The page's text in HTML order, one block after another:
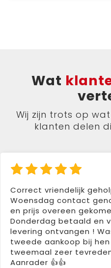
Wat
Wij zijn trots op
klanten delen
Correct vriendelijk
Woensdag contact
en prijs overeen
Donderdag betaald en
levering ontvangen !
tweede aankoop bij hen
tweemaal zeer
Aanrader 👍👍